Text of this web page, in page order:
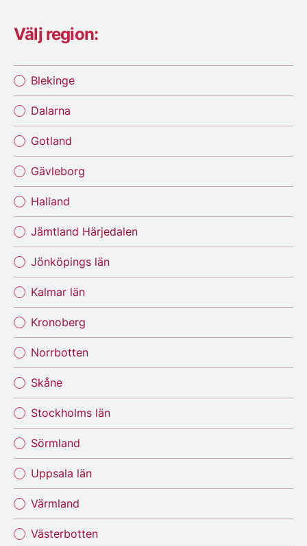
Välj region:
Blekinge
Dalarna
Gotland
Gävleborg
Halland
Jämtland Härjedalen
Jönköpings län
Kalmar län
Kronoberg
Norrbotten
Skåne
Stockholms län
Sörmland
Uppsala län
Värmland
Västerbotten